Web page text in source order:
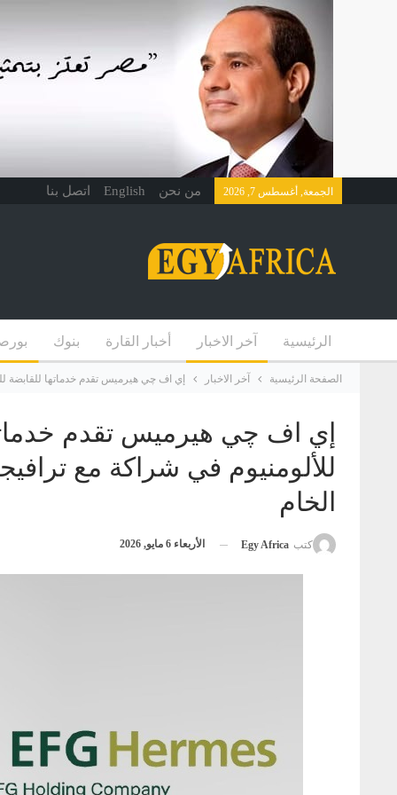
الجمعة, أغسطس 7, 2026 من نحن English اتصل بنا
الرئيسية آخر الاخبار أخبار القارة بنوك
الصفحة الرئيسية آخر الاخبار إي اف چي هيرميس تقدم خدماتها للقابضة
إي اف چي هيرميس تقدم
للألومنيوم في شراكة مع
الخام
كتب Egy Africa الأربعاء 6 مايو, 2026